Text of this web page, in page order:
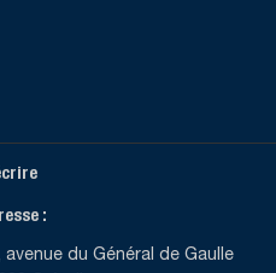
:
avenue du Général de Gaulle